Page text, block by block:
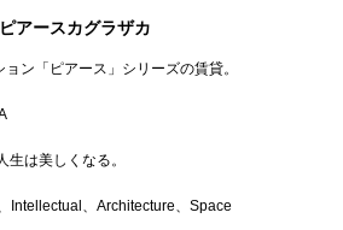
アースカグラザカ
ン「ピアース」シリーズの賃貸。
は美しくなる。
Intellectual、Architecture、Space